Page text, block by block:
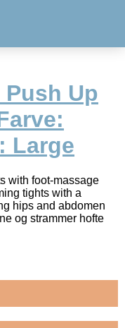
Up
Large
with foot-massage
tights with a
hips and abdomen
og strammer hofte